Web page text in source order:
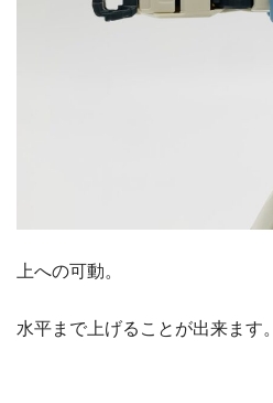
上への可動。
水平まで上げることが出来ます。